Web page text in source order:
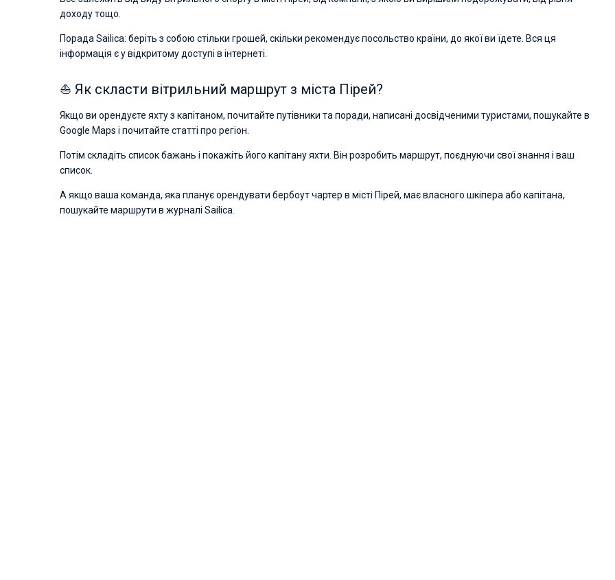
доходу тощо.
Порада Sailica: беріть з собою стільки грошей, скільки рекомендує посольство країни, до якої ви їдете. Вся ця
інформація є у відкритому доступі в інтернеті.
⛵ Як скласти вітрильний маршрут з міста Пірей?
Якщо ви орендуєте яхту з капітаном, почитайте путівники та поради, написані досвідченими туристами, пошукайте в
Google Maps і почитайте статті про регіон.
Потім складіть список бажань і покажіть його капітану яхти. Він розробить маршрут, поєднуючи свої знання і ваш
список.
А якщо ваша команда, яка планує орендувати бербоут чартер в місті Пірей, має власного шкіпера або капітана,
пошукайте маршрути в журналі Sailica.